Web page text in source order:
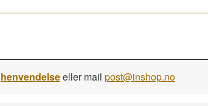
henvendelseeller mail post@inshop.no